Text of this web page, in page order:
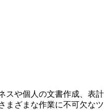
スや個人の文書作成、表計
まざまな作業に不可欠なツ